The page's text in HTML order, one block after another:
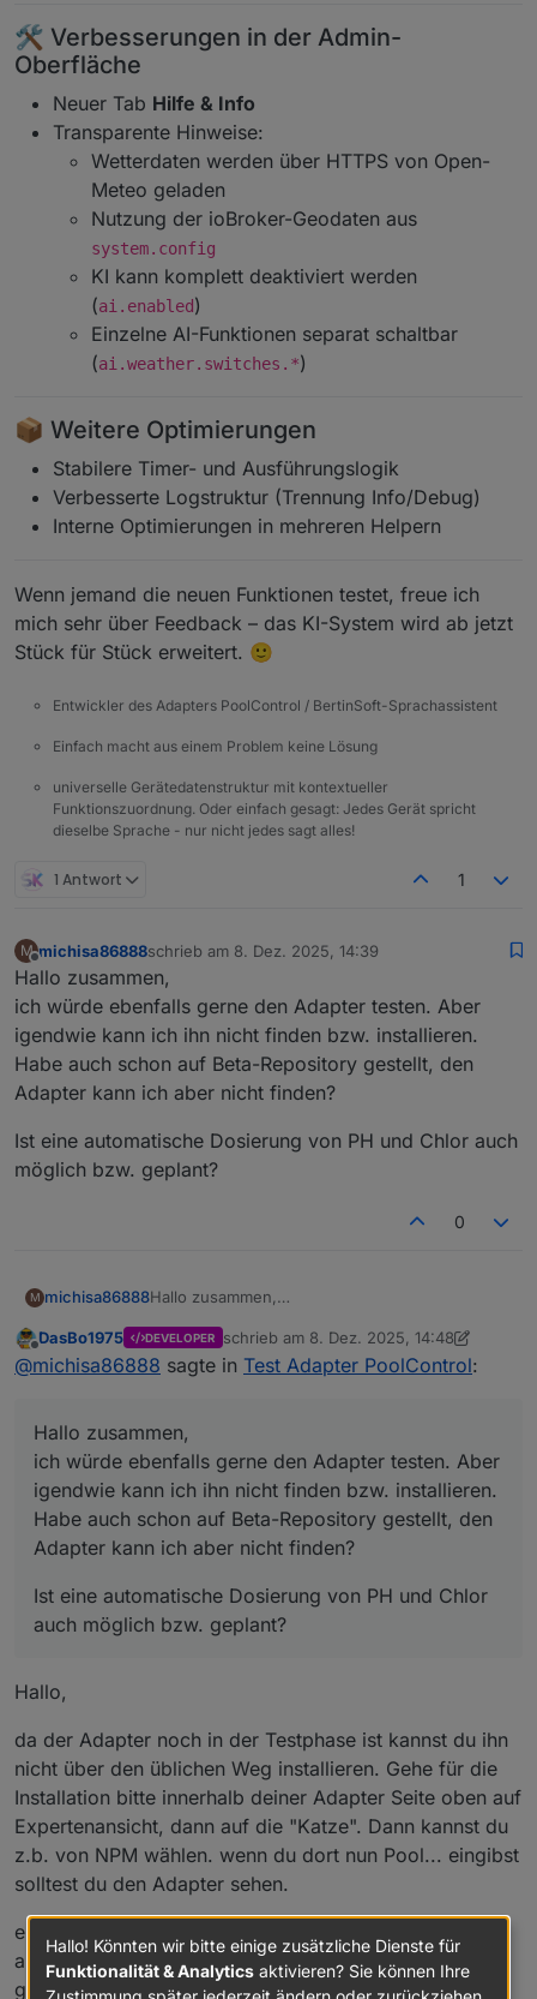
🛠️ Verbesserungen in der Admin-
Oberfläche
Neuer Tab Hilfe & Info
Transparente Hinweise:
Wetterdaten werden über HTTPS von Open-
Meteo geladen
Nutzung der ioBroker-Geodaten aus
system.config
KI kann komplett deaktiviert werden
(ai.enabled)
Einzelne AI-Funktionen separat schaltbar
(ai.weather.switches.*)
📦 Weitere Optimierungen
Stabilere Timer- und Ausführungslogik
Verbesserte Logstruktur (Trennung Info/Debug)
Interne Optimierungen in mehreren Helpern
Wenn jemand die neuen Funktionen testet, freue ich
mich sehr über Feedback – das KI-System wird ab jetzt
Stück für Stück erweitert. 🙂
Entwickler des Adapters PoolControl / BertinSoft-Sprachassistent
Einfach macht aus einem Problem keine Lösung
universelle Gerätedatenstruktur mit kontextueller
Funktionszuordnung. Oder einfach gesagt: Jedes Gerät spricht
dieselbe Sprache - nur nicht jedes sagt alles!
1 Antwort 1
M
Offline
michisa86888schrieb am 8. Dez. 2025, 14:39
zuletzt editiert von
Hallo zusammen,
ich würde ebenfalls gerne den Adapter testen. Aber
igendwie kann ich ihn nicht finden bzw. installieren.
Habe auch schon auf Beta-Repository gestellt, den
Adapter kann ich aber nicht finden?
Ist eine automatische Dosierung von PH und Chlor auch
möglich bzw. geplant?
0
M michisa86888Hallo zusammen,
Aber igendwie kann ich ihn nicht finden bzw.
installieren. Habe auch schon auf Beta-
Ist eine automatische Dosierung von PH und
Chlor auch möglich bzw. geplant?
Offline
DasBo1975 DEVELOPER schrieb am 8. Dez. 2025, 14:48
zuletzt editiert von DasBo197512. Aug.
@michisa86888 sagte in Test Adapter PoolControl:
Hallo zusammen,
ich würde ebenfalls gerne den Adapter testen. Aber
igendwie kann ich ihn nicht finden bzw. installieren.
Habe auch schon auf Beta-Repository gestellt, den
Adapter kann ich aber nicht finden?
Ist eine automatische Dosierung von PH und Chlor
auch möglich bzw. geplant?
Hallo,
da der Adapter noch in der Testphase ist kannst du ihn
nicht über den üblichen Weg installieren. Gehe für die
Installation bitte innerhalb deiner Adapter Seite oben auf
Expertenansicht, dann auf die "Katze". Dann kannst du
z.b. von NPM wählen. wenn du dort nun Pool... eingibst
solltest du den Adapter sehen.
eine automatische Dosierung ist in späteren Versionen
angedacht. Aber zur Zeit geht es erstmal um die
grundlegende Steuerung.
Hallo! Könnten wir bitte einige zusätzliche Dienste für
Funktionalität & Analytics aktivieren? Sie können Ihre